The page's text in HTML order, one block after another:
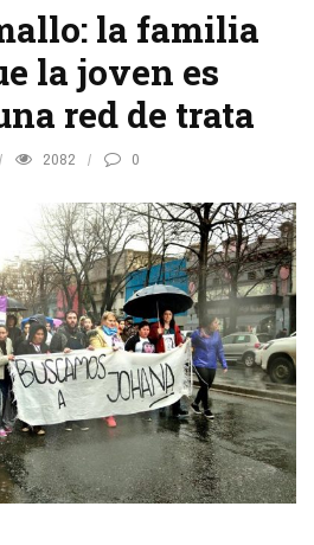
la familia
la joven es
red de trata
2082 0